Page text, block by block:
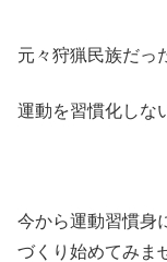
元々狩猟民族だっ
運動を習慣化しな
今から運動習慣身
づくり始めてみま